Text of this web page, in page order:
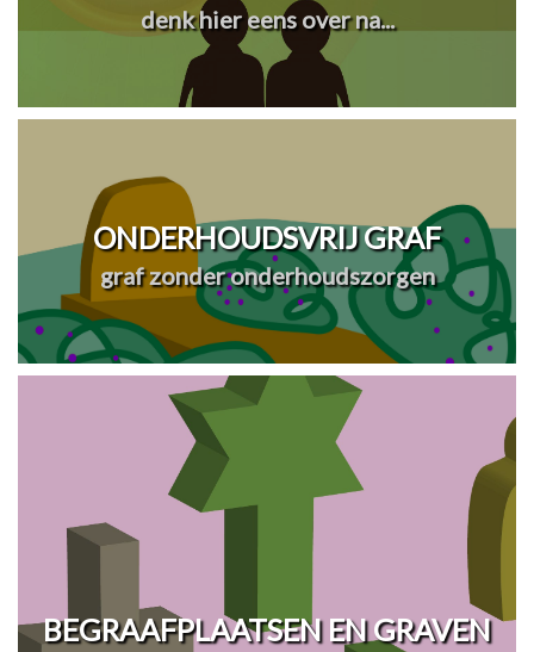
denk hier eens over na...
ONDERHOUDSVRIJ GRAF
graf zonder onderhoudszorgen
BEGRAAFPLAATSEN EN GRAVEN